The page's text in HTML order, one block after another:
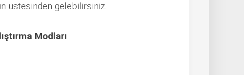
üstesinden gelebilirsiniz.
Modları